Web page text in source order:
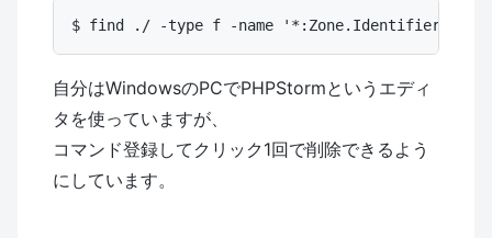
自分はWindowsのPCでPHPStormというエディ
タを使っていますが、
コマンド登録してクリック1回で削除できるよう
にしています。